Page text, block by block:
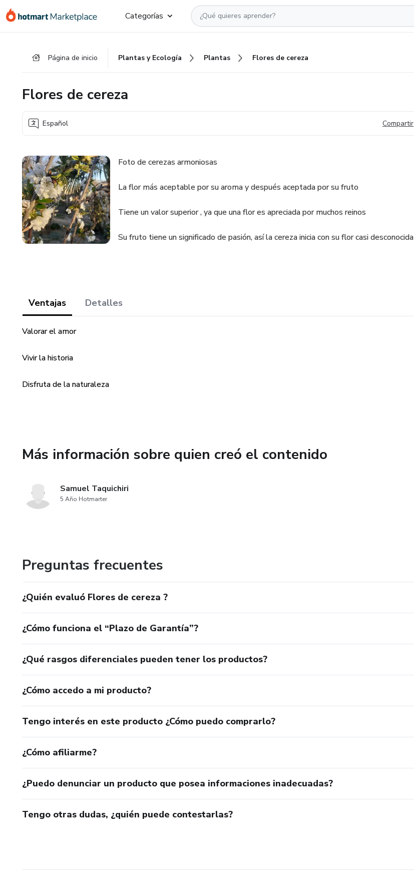
Categorías
Página de inicio Plantas y Ecología Plantas Flores de cereza
Flores de cereza
Español Compartir
Foto de cerezas armoniosas
La flor más aceptable por su aroma y después aceptada por su fruto
Tiene un valor superior , ya que una flor es apreciada por muchos reinos
Su fruto tiene un significado de pasión, así la cereza inicia con su flor casi desconocida
Ventajas Detalles
Valorar el amor
Vivir la historia
Disfruta de la naturaleza
Más información sobre quien creó el contenido
Samuel Taquichiri
5 Año Hotmarter
Preguntas frecuentes
¿Quién evaluó Flores de cereza ?
¿Cómo funciona el “Plazo de Garantía”?
¿Qué rasgos diferenciales pueden tener los productos?
¿Cómo accedo a mi producto?
Tengo interés en este producto ¿Cómo puedo comprarlo?
¿Cómo afiliarme?
¿Puedo denunciar un producto que posea informaciones inadecuadas?
Tengo otras dudas, ¿quién puede contestarlas?